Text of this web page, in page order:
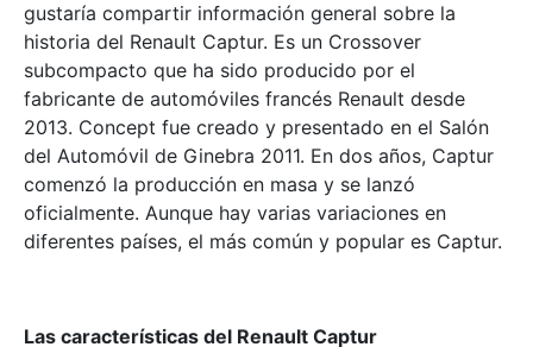
gustaría compartir información general sobre la
historia del Renault Captur. Es un Crossover
subcompacto que ha sido producido por el
fabricante de automóviles francés Renault desde
2013. Concept fue creado y presentado en el Salón
del Automóvil de Ginebra 2011. En dos años, Captur
comenzó la producción en masa y se lanzó
oficialmente. Aunque hay varias variaciones en
diferentes países, el más común y popular es Captur.
Las características del Renault Captur